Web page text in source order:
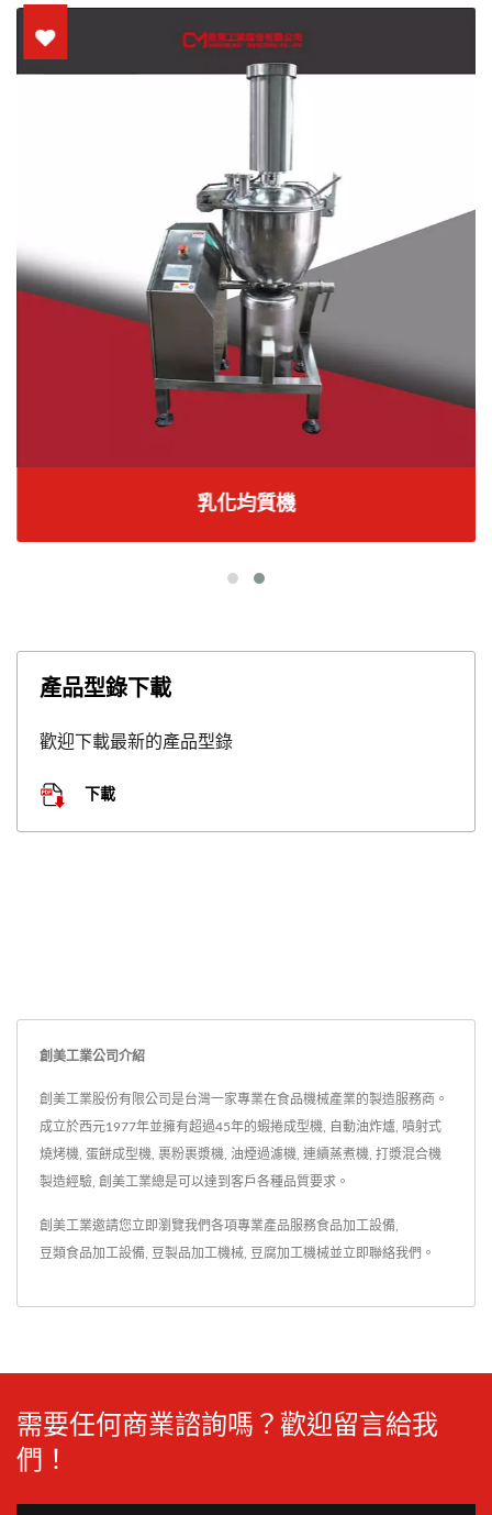
乳化均質機
產品型錄下載
歡迎下載最新的產品型錄
下載
創美工業公司介紹
創美工業股份有限公司是台灣一家專業在食品機械產業的製造服務商。
成立於西元1977年並擁有超過45年的蝦捲成型機, 自動油炸爐, 噴射式
燒烤機, 蛋餅成型機, 裹粉裹漿機, 油煙過濾機, 連續蒸煮機, 打漿混合機
製造經驗, 創美工業總是可以達到客戶各種品質要求。
創美工業邀請您立即瀏覽我們各項專業產品服務食品加工設備
豆類食品加工設備 豆製品加工機械 豆腐加工機械並立即聯絡我們 。
需要任何商業諮詢嗎？歡迎留言給我
們！